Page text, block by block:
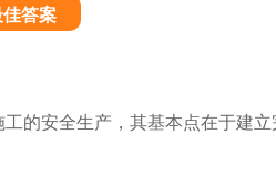
答案
的安全生产，其基本点在于建立